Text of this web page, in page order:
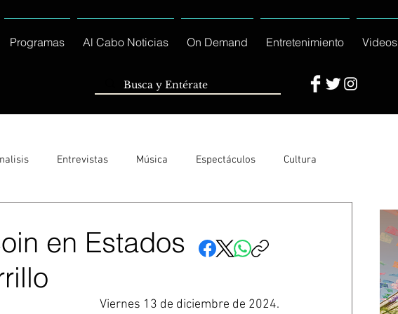
Programas Al Cabo Noticias On Demand Entretenimiento Videos
Entrevistas Música Espectáculos Cultura
en Estados
Viernes 13 de diciembre de 2024.